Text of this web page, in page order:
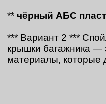
** чёрный АБС
*** Вариант 2 ***
крышки багажника —
материалы, которые